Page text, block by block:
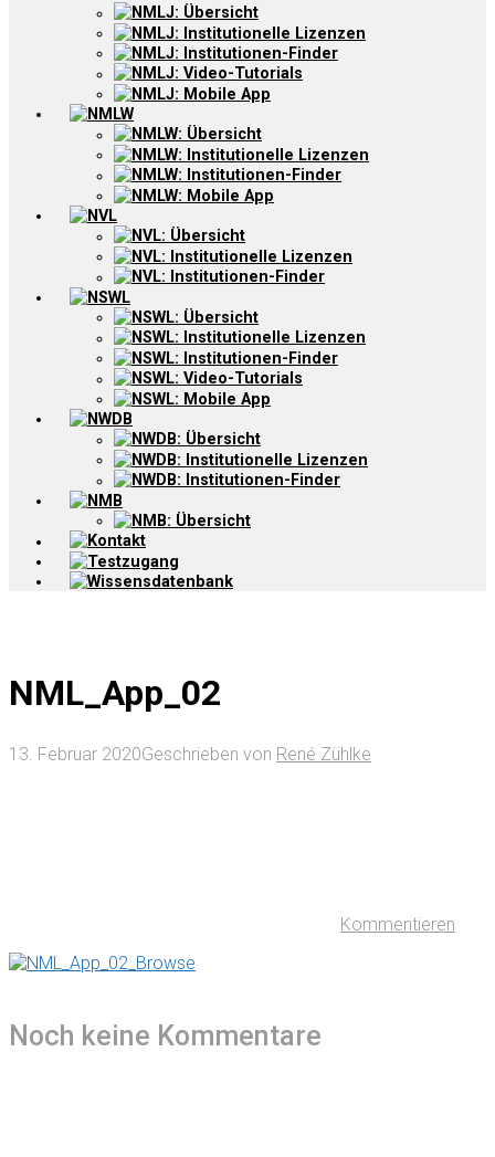
NMLJ: Übersicht
NMLJ: Institutionelle Lizenzen
NMLJ: Institutionen-Finder
NMLJ: Video-Tutorials
NMLJ: Mobile App
NMLW
NMLW: Übersicht
NMLW: Institutionelle Lizenzen
NMLW: Institutionen-Finder
NMLW: Mobile App
NVL
NVL: Übersicht
NVL: Institutionelle Lizenzen
NVL: Institutionen-Finder
NSWL
NSWL: Übersicht
NSWL: Institutionelle Lizenzen
NSWL: Institutionen-Finder
NSWL: Video-Tutorials
NSWL: Mobile App
NWDB
NWDB: Übersicht
NWDB: Institutionelle Lizenzen
NWDB: Institutionen-Finder
NMB
NMB: Übersicht
Kontakt
Testzugang
Wissensdatenbank
NML_App_02
13. Februar 2020Geschrieben von René Zühlke
Kommentieren
Noch keine Kommentare